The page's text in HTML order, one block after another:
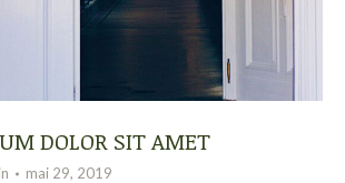
DOLOR SIT AMET
mai 29, 2019